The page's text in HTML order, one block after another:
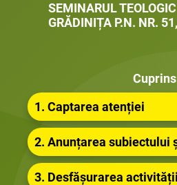
SEMINARUL
GRĂDINIȚA P.N. NR.
Cuprins
1. Captarea atenției
2. Anunțarea subiectului
3. Desfășurarea